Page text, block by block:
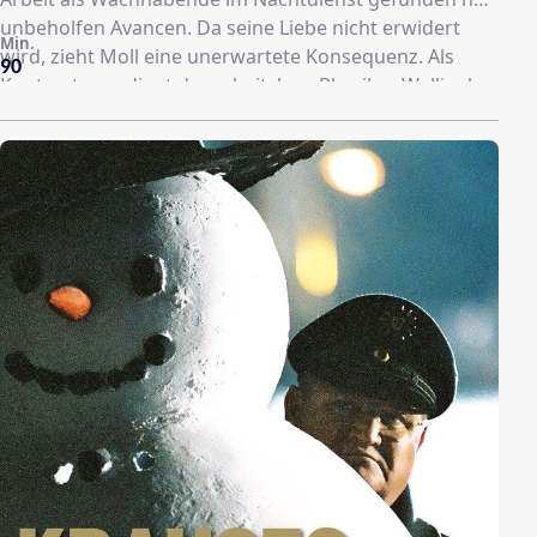
unbeholfen Avancen. Da seine Liebe nicht erwidert
wird, zieht Moll eine unerwartete Konsequenz. Als
Kontrastpaar dient der arbeitslose Physiker Wellinek,
der sich seiner von ihm getrennt lebenden und als
Kleindarstellerin und Synchronsprecherin arbeitenden
Ehefrau wieder annähert.
90
Min.